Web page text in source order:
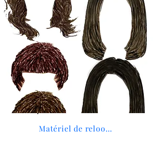
Matériel de relooking